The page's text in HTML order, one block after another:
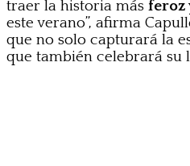
traer la historia más feroz
este verano”, afirma
que no solo capturará la
que también celebrará su